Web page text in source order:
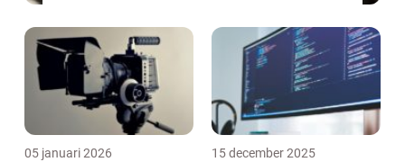
05 januari 2026 15 december 2025